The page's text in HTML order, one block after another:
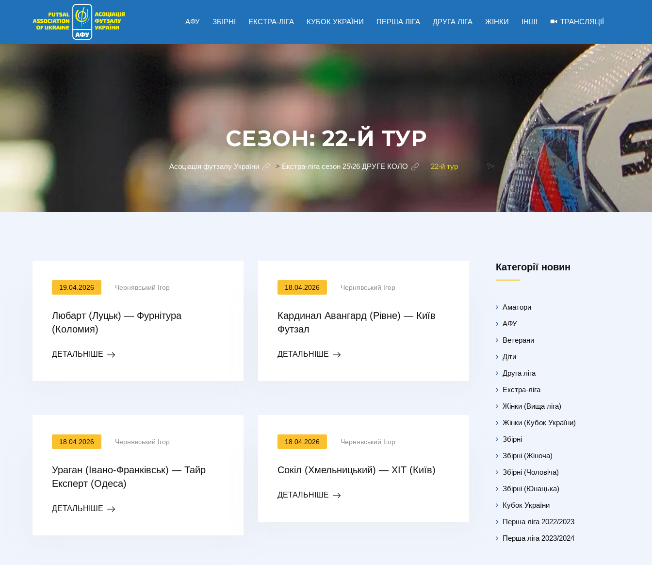
АФУ ЗБІРНІ ЕКСТРА-ЛІГА КУБОК УКРАЇНИ ПЕРША ЛІГА ДРУГА ЛІГА ЖІНКИ ІНШІ ТРАНСЛЯЦІЇ
СЕЗОН:22-Й ТУР
Асоціація футзалу України > Екстра-ліга сезон 25\26 ДРУГЕ КОЛО 22-й тур ?>
19.04.2026 Чернявський Ігор
Любарт (Луцьк) — Фурнітура
(Коломия)
ДЕТАЛЬНІШЕ
18.04.2026 Чернявський Ігор
Кардинал Авангард (Рівне) — Київ
Футзал
ДЕТАЛЬНІШЕ
18.04.2026 Чернявський Ігор
Ураган (Івано-Франківськ) — Тайр
Експерт (Одеса)
ДЕТАЛЬНІШЕ
18.04.2026 Чернявський Ігор
Сокіл (Хмельницький) — ХІТ (Київ)
ДЕТАЛЬНІШЕ
Категорії новин
Аматори
АФУ
Ветерани
Діти
Друга ліга
Екстра-ліга
Жінки (Вища ліга)
Жінки (Кубок України)
Збірні
Збірні (Жіноча)
Збірні (Чоловіча)
Збірні (Юнацька)
Кубок України
Перша ліга 2022/2023
Перша ліга 2023/2024